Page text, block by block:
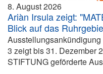
8. August 2026
Ariàn Irsula zeigt:
Blick auf das
3 zeigt bis 31. Dezember
STIFTUNG geförderte